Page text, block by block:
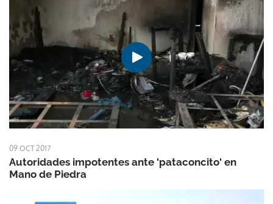
09 OCT 2017
Autoridades impotentes ante 'pataconcito' en
Mano de Piedra